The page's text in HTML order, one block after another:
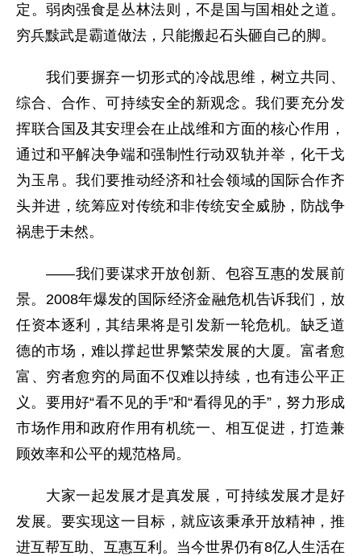
定。弱肉强食是丛林法则，不是国与国相处之道。
穷兵黩武是霸道做法，只能搬起石头砸自己的脚。
我们要摒弃一切形式的冷战思维，树立共同、
综合、合作、可持续安全的新观念。我们要充分发
挥联合国及其安理会在止战维和方面的核心作用，
通过和平解决争端和强制性行动双轨并举，化干戈
为玉帛。我们要推动经济和社会领域的国际合作齐
头并进，统筹应对传统和非传统安全威胁，防战争
祸患于未然。
——我们要谋求开放创新、包容互惠的发展前
景。2008年爆发的国际经济金融危机告诉我们，放
任资本逐利，其结果将是引发新一轮危机。缺乏道
德的市场，难以撑起世界繁荣发展的大厦。富者愈
富、穷者愈穷的局面不仅难以持续，也有违公平正
义。要用好“看不见的手”和“看得见的手”，努力形成
市场作用和政府作用有机统一、相互促进，打造兼
顾效率和公平的规范格局。
大家一起发展才是真发展，可持续发展才是好
发展。要实现这一目标，就应该秉承开放精神，推
进互帮互助、互惠互利。当今世界仍有8亿人生活在